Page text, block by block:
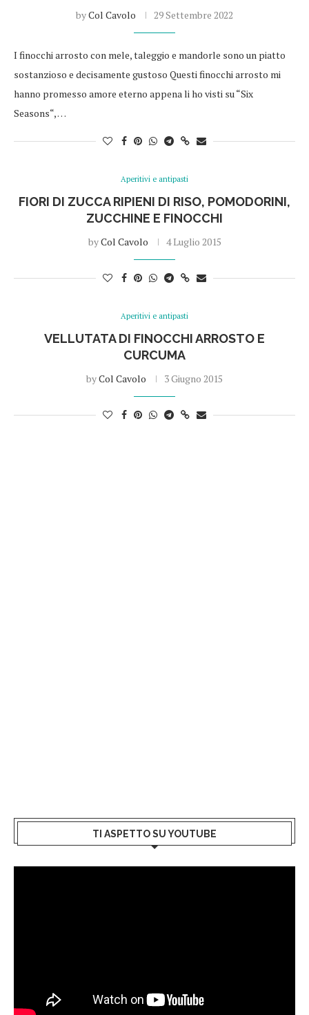
byCol Cavolo 29 Settembre 2022
I finocchi arrosto con mele, taleggio e mandorle sono un piatto
sostanzioso e decisamente gustoso Questi finocchi arrosto mi
hanno promesso amore eterno appena li ho visti su “Six
Seasons“, …
Aperitivi e antipasti
FIORI DI ZUCCA RIPIENI DI RISO, POMODORINI,
ZUCCHINE E FINOCCHI
byCol Cavolo 4 Luglio 2015
Aperitivi e antipasti
VELLUTATA DI FINOCCHI ARROSTO E
CURCUMA
byCol Cavolo 3 Giugno 2015
TI ASPETTO SU YOUTUBE